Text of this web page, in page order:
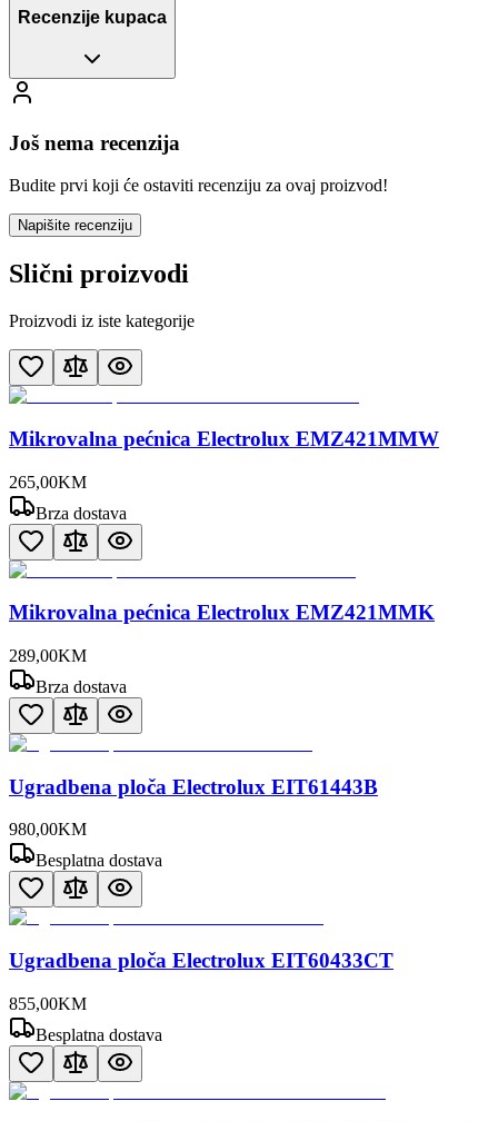
Recenzije kupaca
Još nema recenzija
Budite prvi koji će ostaviti recenziju za ovaj proizvod!
Napišite recenziju
Slični proizvodi
Proizvodi iz iste kategorije
Mikrovalna pećnica Electrolux EMZ421MMW
265,00KM
Brza dostava
Mikrovalna pećnica Electrolux EMZ421MMK
289,00KM
Brza dostava
Ugradbena ploča Electrolux EIT61443B
980,00KM
Besplatna dostava
Ugradbena ploča Electrolux EIT60433CT
855,00KM
Besplatna dostava